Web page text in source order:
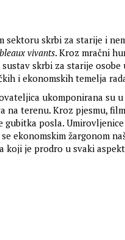
skrbi za starije i
vivants. Kroz mračni
skrbi za starije osobe
i ekonomskih temelja
ukomponirana su
na terenu. Kroz pjesmu,
posla.
ekonomskim žargonom
koji je prodro u svaki